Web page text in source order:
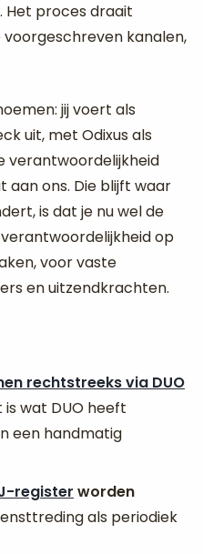
Het proces draait
kanalen,
jij voert als
uit, met Odixus als
verantwoordelijkheid
aan ons. Die blijft waar
is dat je nu wel de
op
voor vaste
en uitzendkrachten.
rechtstreeks via DUO
wat DUO heeft
een handmatig
register worden
als periodiek